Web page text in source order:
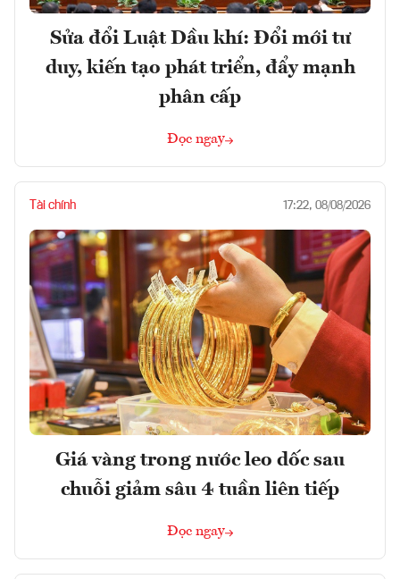
Sửa đổi Luật Dầu khí: Đổi mới tư
duy, kiến tạo phát triển, đẩy mạnh
phân cấp
Đọc ngay
Tài chính 17:22, 08/08/2026
Giá vàng trong nước leo dốc sau
chuỗi giảm sâu 4 tuần liên tiếp
Đọc ngay